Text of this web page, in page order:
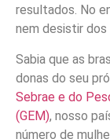
resultados. No
nem desistir dos
Sabia que as
donas do seu
Sebrae e do
(GEM), nosso
número de